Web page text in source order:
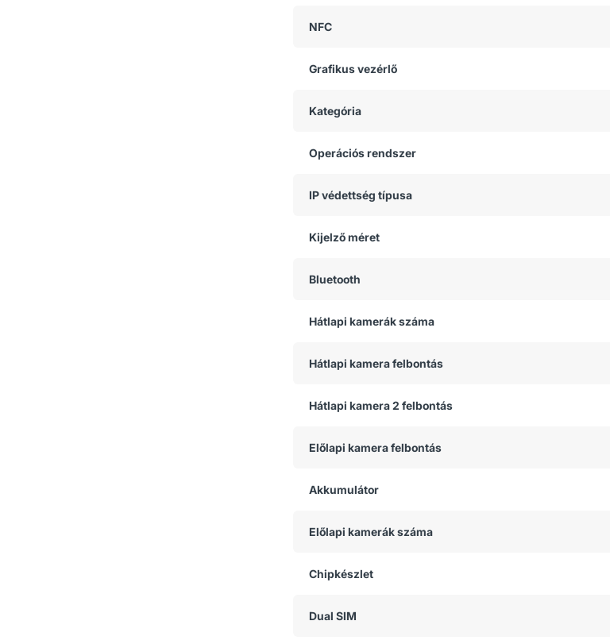
NFC
Grafikus vezérlő
Kategória
Operációs rendszer
IP védettség típusa
Kijelző méret
Bluetooth
Hátlapi kamerák száma
Hátlapi kamera felbontás
Hátlapi kamera 2 felbontás
Előlapi kamera felbontás
Akkumulátor
Előlapi kamerák száma
Chipkészlet
Dual SIM